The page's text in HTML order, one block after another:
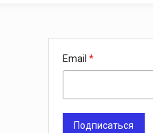
Email
Подписаться